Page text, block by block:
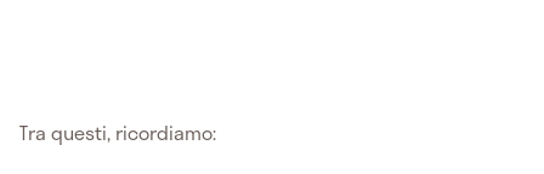
Tra questi, ricordiamo: